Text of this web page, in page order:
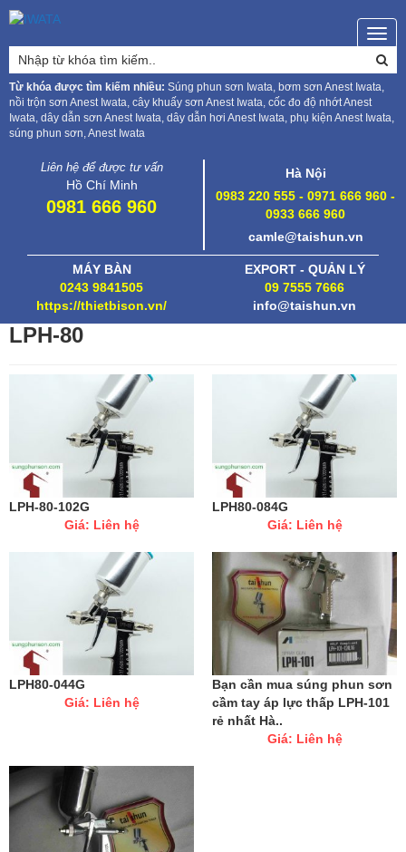
Từ khóa được tìm kiếm nhiều: Súng phun sơn Iwata, bơm sơn Anest Iwata,
nồi trộn sơn Anest Iwata, cây khuấy sơn Anest Iwata, cốc đo độ nhớt Anest
Iwata, dây dẫn sơn Anest Iwata, dây dẫn hơi Anest Iwata, phụ kiện Anest Iwata,
súng phun sơn, Anest Iwata
Liên hệ để được tư vấn
Hồ Chí Minh
0981 666 960
Hà Nội
0983 220 555 - 0971 666 960 -
0933 666 960
camle@taishun.vn
MÁY BÀN
0243 9841505
https://thietbison.vn/
EXPORT - QUẢN LÝ
09 7555 7666
info@taishun.vn
LPH-80
LPH-80-102G
Giá: Liên hệ
LPH80-084G
Giá: Liên hệ
LPH80-044G
Giá: Liên hệ
Bạn cần mua súng phun sơn
cầm tay áp lực thấp LPH-101
rẻ nhất Hà..
Giá: Liên hệ